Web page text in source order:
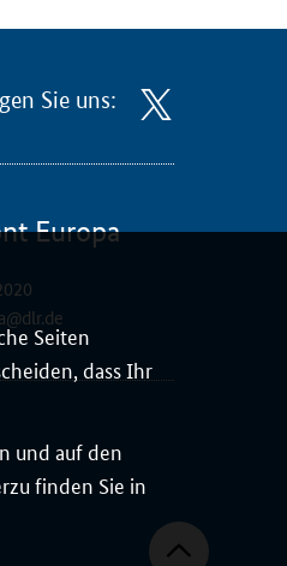
Seiten
dass Ihr
und auf den
finden Sie in
Sie uns:
Europa